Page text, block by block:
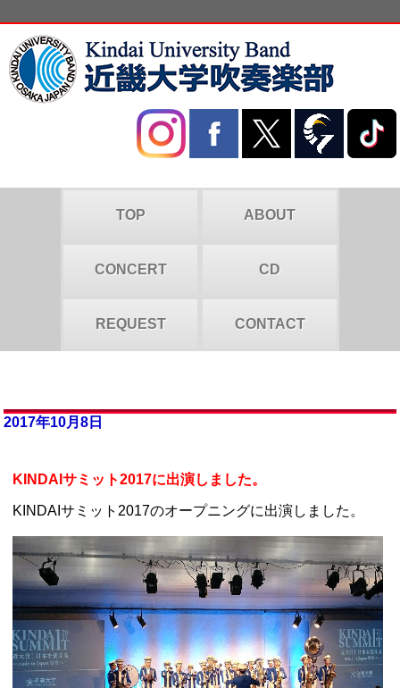
TOP ABOUT
CONCERT CD
REQUEST CONTACT
2017年10月8日
KINDAIサミット2017に出演しました。
KINDAIサミット2017のオープニングに出演しました。